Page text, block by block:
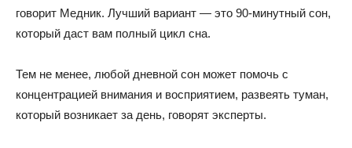
говорит Медник. Лучший вариант — это 90-минутный сон,
который даст вам полный цикл сна.
Тем не менее, любой дневной сон может помочь с
концентрацией внимания и восприятием, развеять туман,
который возникает за день, говорят эксперты.